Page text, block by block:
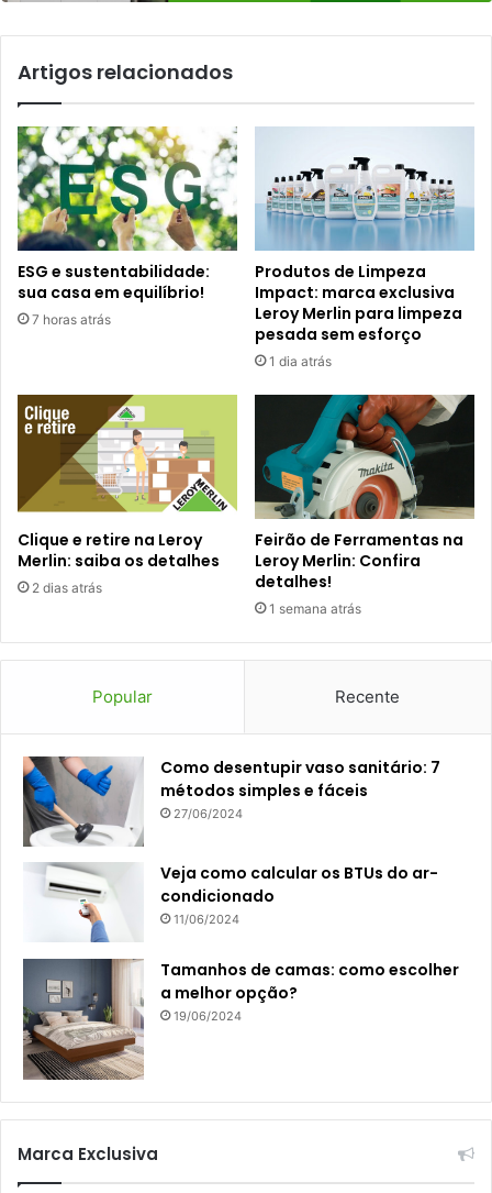
Artigos relacionados
ESG e sustentabilidade:
sua casa em equilíbrio!
7 horas atrás
Produtos de Limpeza
Impact: marca exclusiva
Leroy Merlin para limpeza
pesada sem esforço
1 dia atrás
Clique e retire na Leroy
Merlin: saiba os detalhes
2 dias atrás
Feirão de Ferramentas na
Leroy Merlin: Confira
detalhes!
1 semana atrás
Popular Recente
Como desentupir vaso sanitário: 7
métodos simples e fáceis
27/06/2024
Veja como calcular os BTUs do ar-
condicionado
11/06/2024
Tamanhos de camas: como escolher
a melhor opção?
19/06/2024
Marca Exclusiva